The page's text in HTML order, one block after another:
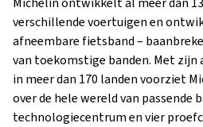
verschillende voertuigen en
afneembare fietsband –
van toekomstige banden. Met zijn
in meer dan 170 landen voorziet
over de hele wereld van passende
technologiecentrum en vier